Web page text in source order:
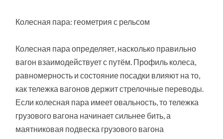
Колесная пара: геометрия с рельсом
Колесная пара определяет, насколько правильно
вагон взаимодействует с путём. Профиль колеса,
равномерность и состояние посадки влияют на то,
как тележка вагонов держит стрелочные переводы.
Если колесная пара имеет овальность, то тележка
грузового вагона начинает сильнее бить, а
маятниковая подвеска грузового вагона